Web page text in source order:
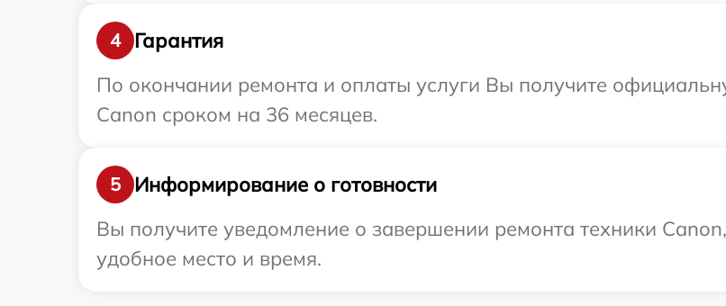
4
Гарантия
По окончании ремонта и оплаты услуги Вы получите
Canon сроком на 36 месяцев.
5
Информирование о готовности
Вы получите уведомление о завершении ремонта техники
удобное место и время.